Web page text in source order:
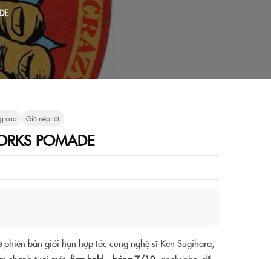
cao Giữ nếp tốt
POMADE
phiên bản giới hạn hợp tác cùng nghệ sĩ Ken Sugihara,